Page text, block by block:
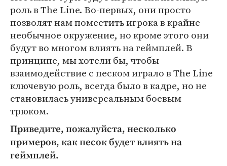
роль в The Line. Во-первых, они просто
позволят нам поместить игрока в крайне
необычное окружение, но кроме этого они
будут во многом влиять на геймплей. В
принципе, мы хотели бы, чтобы
взаимодействие с песком играло в The Line
ключевую роль, всегда было в кадре, но не
становилась универсальным боевым
трюком.
Приведите, пожалуйста, несколько
примеров, как песок будет влиять на
геймплей.